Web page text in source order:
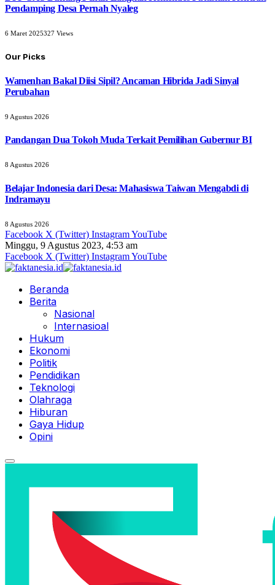
Pendamping Desa Pernah Nyaleg
6 Maret 2025327 Views
Our Picks
Wamenhan Bakal Diisi Sipil? Ancaman Hibrida Jadi Sinyal
Perubahan
9 Agustus 2026
Pandangan Dua Tokoh Muda Terkait Pemilihan Gubernur BI
8 Agustus 2026
Belajar Indonesia dari Desa: Mahasiswa Taiwan Mengabdi di
Indramayu
8 Agustus 2026
Facebook X (Twitter) InstagramYouTube
Minggu, 9 Agustus 2023, 4:53 am
Facebook X (Twitter) InstagramYouTube
Beranda
Berita
Nasional
Internasioal
Hukum
Ekonomi
Politik
Pendidikan
Teknologi
Olahraga
Hiburan
Gaya Hidup
Opini